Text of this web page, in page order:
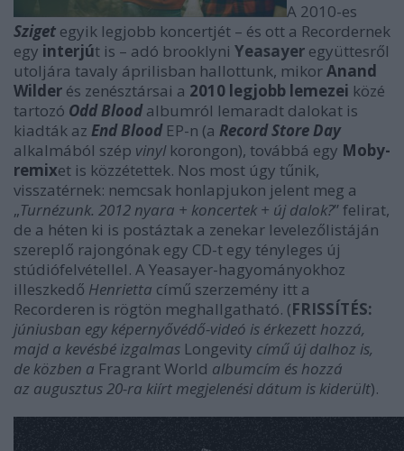
A 2010-es
Sziget egyik legjobb koncertjét – és ott a Recordernek
egy interjút is – adó brooklyni Yeasayer együttesről
utoljára tavaly áprilisban hallottunk, mikorAnand
Wilder és zenésztársai a 2010 legjobb lemezei közé
tartozó Odd Bloodalbumról lemaradt dalokat is
kiadták az End BloodEP-n (a Record Store Day
alkalmából szép vinylkorongon), továbbá egy Moby-
remixet is közzétettek. Nos most úgy tűnik,
visszatérnek: nemcsak honlapjukon jelent meg a
„Turnézunk. 2012 nyara + koncertek + új dalok?” felirat,
de a héten ki is postáztak a zenekar levelezőlistáján
szereplő rajongónak egy CD-t egy tényleges új
stúdiófelvétellel. A Yeasayer-hagyományokhoz
illeszkedő Henrietta című szerzemény itt a
Recorderen is rögtön meghallgatható. (FRISSÍTÉS:
júniusban egy képernyővédő-videó is érkezett hozzá,
majd a kevésbé izgalmas Longevity című új dalhoz is,
de közben a Fragrant World albumcím és hozzá
az augusztus 20-ra kiírt megjelenési dátum is kiderült).